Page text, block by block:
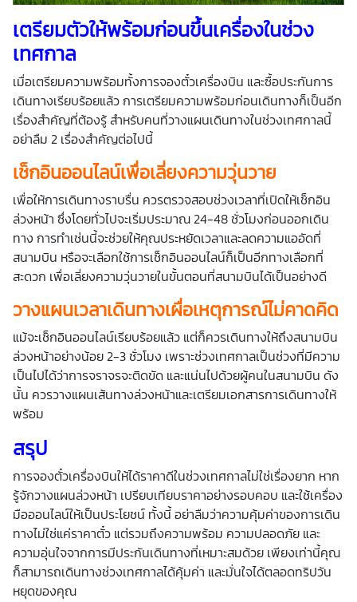
เตรียมตัวให้พร้อมก่อนขึ้นเครื่องในช่วง
เทศกาล
เมื่อเตรียมความพร้อมทั้งการจองตั๋วเครื่องบิน และซื้อประกันการ
เดินทางเรียบร้อยแล้ว การเตรียมความพร้อมก่อนเดินทางก็เป็นอีก
เรื่องสำคัญที่ต้องรู้ สำหรับคนที่วางแผนเดินทางในช่วงเทศกาลนี้
อย่าลืม 2 เรื่องสำคัญต่อไปนี้
เช็กอินออนไลน์เพื่อเลี่ยงความวุ่นวาย
เพื่อให้การเดินทางราบรื่น ควรตรวจสอบช่วงเวลาที่เปิดให้เช็กอิน
ล่วงหน้า ซึ่งโดยทั่วไปจะเริ่มประมาณ 24-48 ชั่วโมงก่อนออกเดิน
ทาง การทำเช่นนี้จะช่วยให้คุณประหยัดเวลาและลดความแออัดที่
สนามบิน หรือจะเลือกใช้การเช็กอินออนไลน์ก็เป็นอีกทางเลือกที่
สะดวก เพื่อเลี่ยงความวุ่นวายในขั้นตอนที่สนามบินได้เป็นอย่างดี
วางแผนเวลาเดินทางเผื่อเหตุการณ์ไม่คาดคิด
แม้จะเช็กอินออนไลน์เรียบร้อยแล้ว แต่ก็ควรเดินทางให้ถึงสนามบิน
ล่วงหน้าอย่างน้อย 2-3 ชั่วโมง เพราะช่วงเทศกาลเป็นช่วงที่มีความ
เป็นไปได้ว่าการจราจรจะติดขัด และแน่นไปด้วยผู้คนในสนามบิน ดัง
นั้น ควรวางแผนเส้นทางล่วงหน้าและเตรียมเอกสารการเดินทางให้
พร้อม
สรุป
การจองตั๋วเครื่องบินให้ได้ราคาดีในช่วงเทศกาลไม่ใช่เรื่องยาก หาก
รู้จักวางแผนล่วงหน้า เปรียบเทียบราคาอย่างรอบคอบ และใช้เครื่อง
มือออนไลน์ให้เป็นประโยชน์ ทั้งนี้ อย่าลืมว่าความคุ้มค่าของการเดิน
ทางไม่ใช่แค่ราคาตั๋ว แต่รวมถึงความพร้อม ความปลอดภัย และ
ความอุ่นใจจากการมีประกันเดินทางที่เหมาะสมด้วย เพียงเท่านี้คุณ
ก็สามารถเดินทางช่วงเทศกาลได้คุ้มค่า และมั่นใจได้ตลอดทริปวัน
หยุดของคุณ